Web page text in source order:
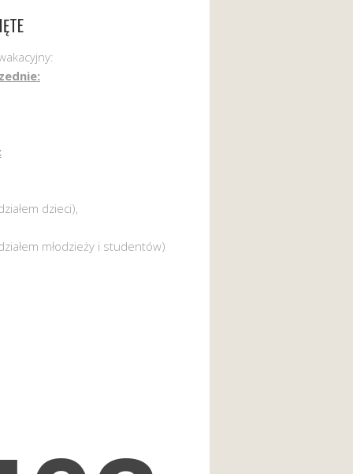
dzieci),
młodzieży i studentów)